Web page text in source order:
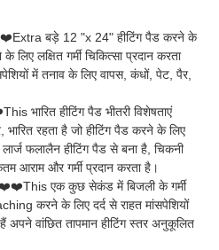
बड़े 12 "x 24" हीटिंग पैड करने के
लक्षित गर्मी चिकित्सा प्रदान करता
में तनाव के लिए वापस, कंधों, पेट, पैर,
भारित हीटिंग पैड भीतरी विशेषताएं
रहता है जो हीटिंग पैड करने के लिए
फलालैन हीटिंग पैड से बना है, चिकनी
आराम और गर्मी प्रदान करता है।
एक कुछ सेकंड में बिजली के गर्मी
करने के लिए दर्द से राहत मांसपेशियों
वांछित तापमान हीटिंग स्तर अनुकूलित